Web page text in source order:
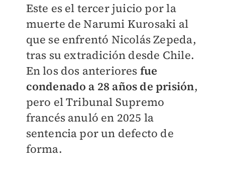
Este es el tercer juicio por la
muerte de Narumi Kurosaki al
que se enfrentó Nicolás Zepeda,
tras su extradición desde Chile.
En los dos anteriores fue
condenado a 28 años de prisión,
pero el Tribunal Supremo
francés anuló en 2025 la
sentencia por un defecto de
forma.